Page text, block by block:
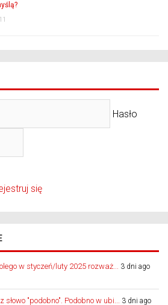
Hasło
się
w styczeń/luty 2025 rozważ... 3 dni ago
"podobno". Podobno w ubi... 3 dni ago